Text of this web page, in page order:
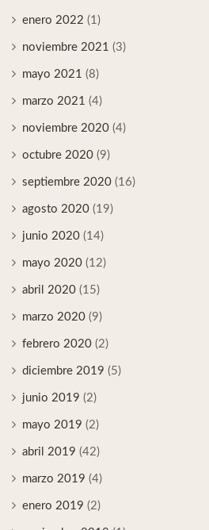
enero 2022 (1)
noviembre 2021 (3)
mayo 2021 (8)
marzo 2021 (4)
noviembre 2020 (4)
octubre 2020 (9)
septiembre 2020 (16)
agosto 2020 (19)
junio 2020 (14)
mayo 2020 (12)
abril 2020 (15)
marzo 2020 (9)
febrero 2020 (2)
diciembre 2019 (5)
junio 2019 (2)
mayo 2019 (2)
abril 2019 (42)
marzo 2019 (4)
enero 2019 (2)